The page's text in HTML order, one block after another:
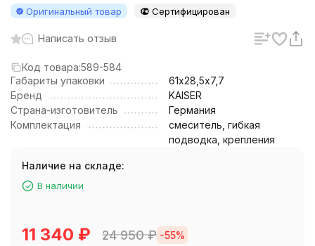
Оригинальный товар Сертифицирован
Написать отзыв
Код товара:589-584
Габариты упаковки
61х28,5х7,7
Бренд
KAISER
Страна-изготовитель
Германия
Комплектация
смеситель, гибкая
подводка, крепления
Наличие на складе:
В наличии
11 340 ₽ 24 950₽ -55%